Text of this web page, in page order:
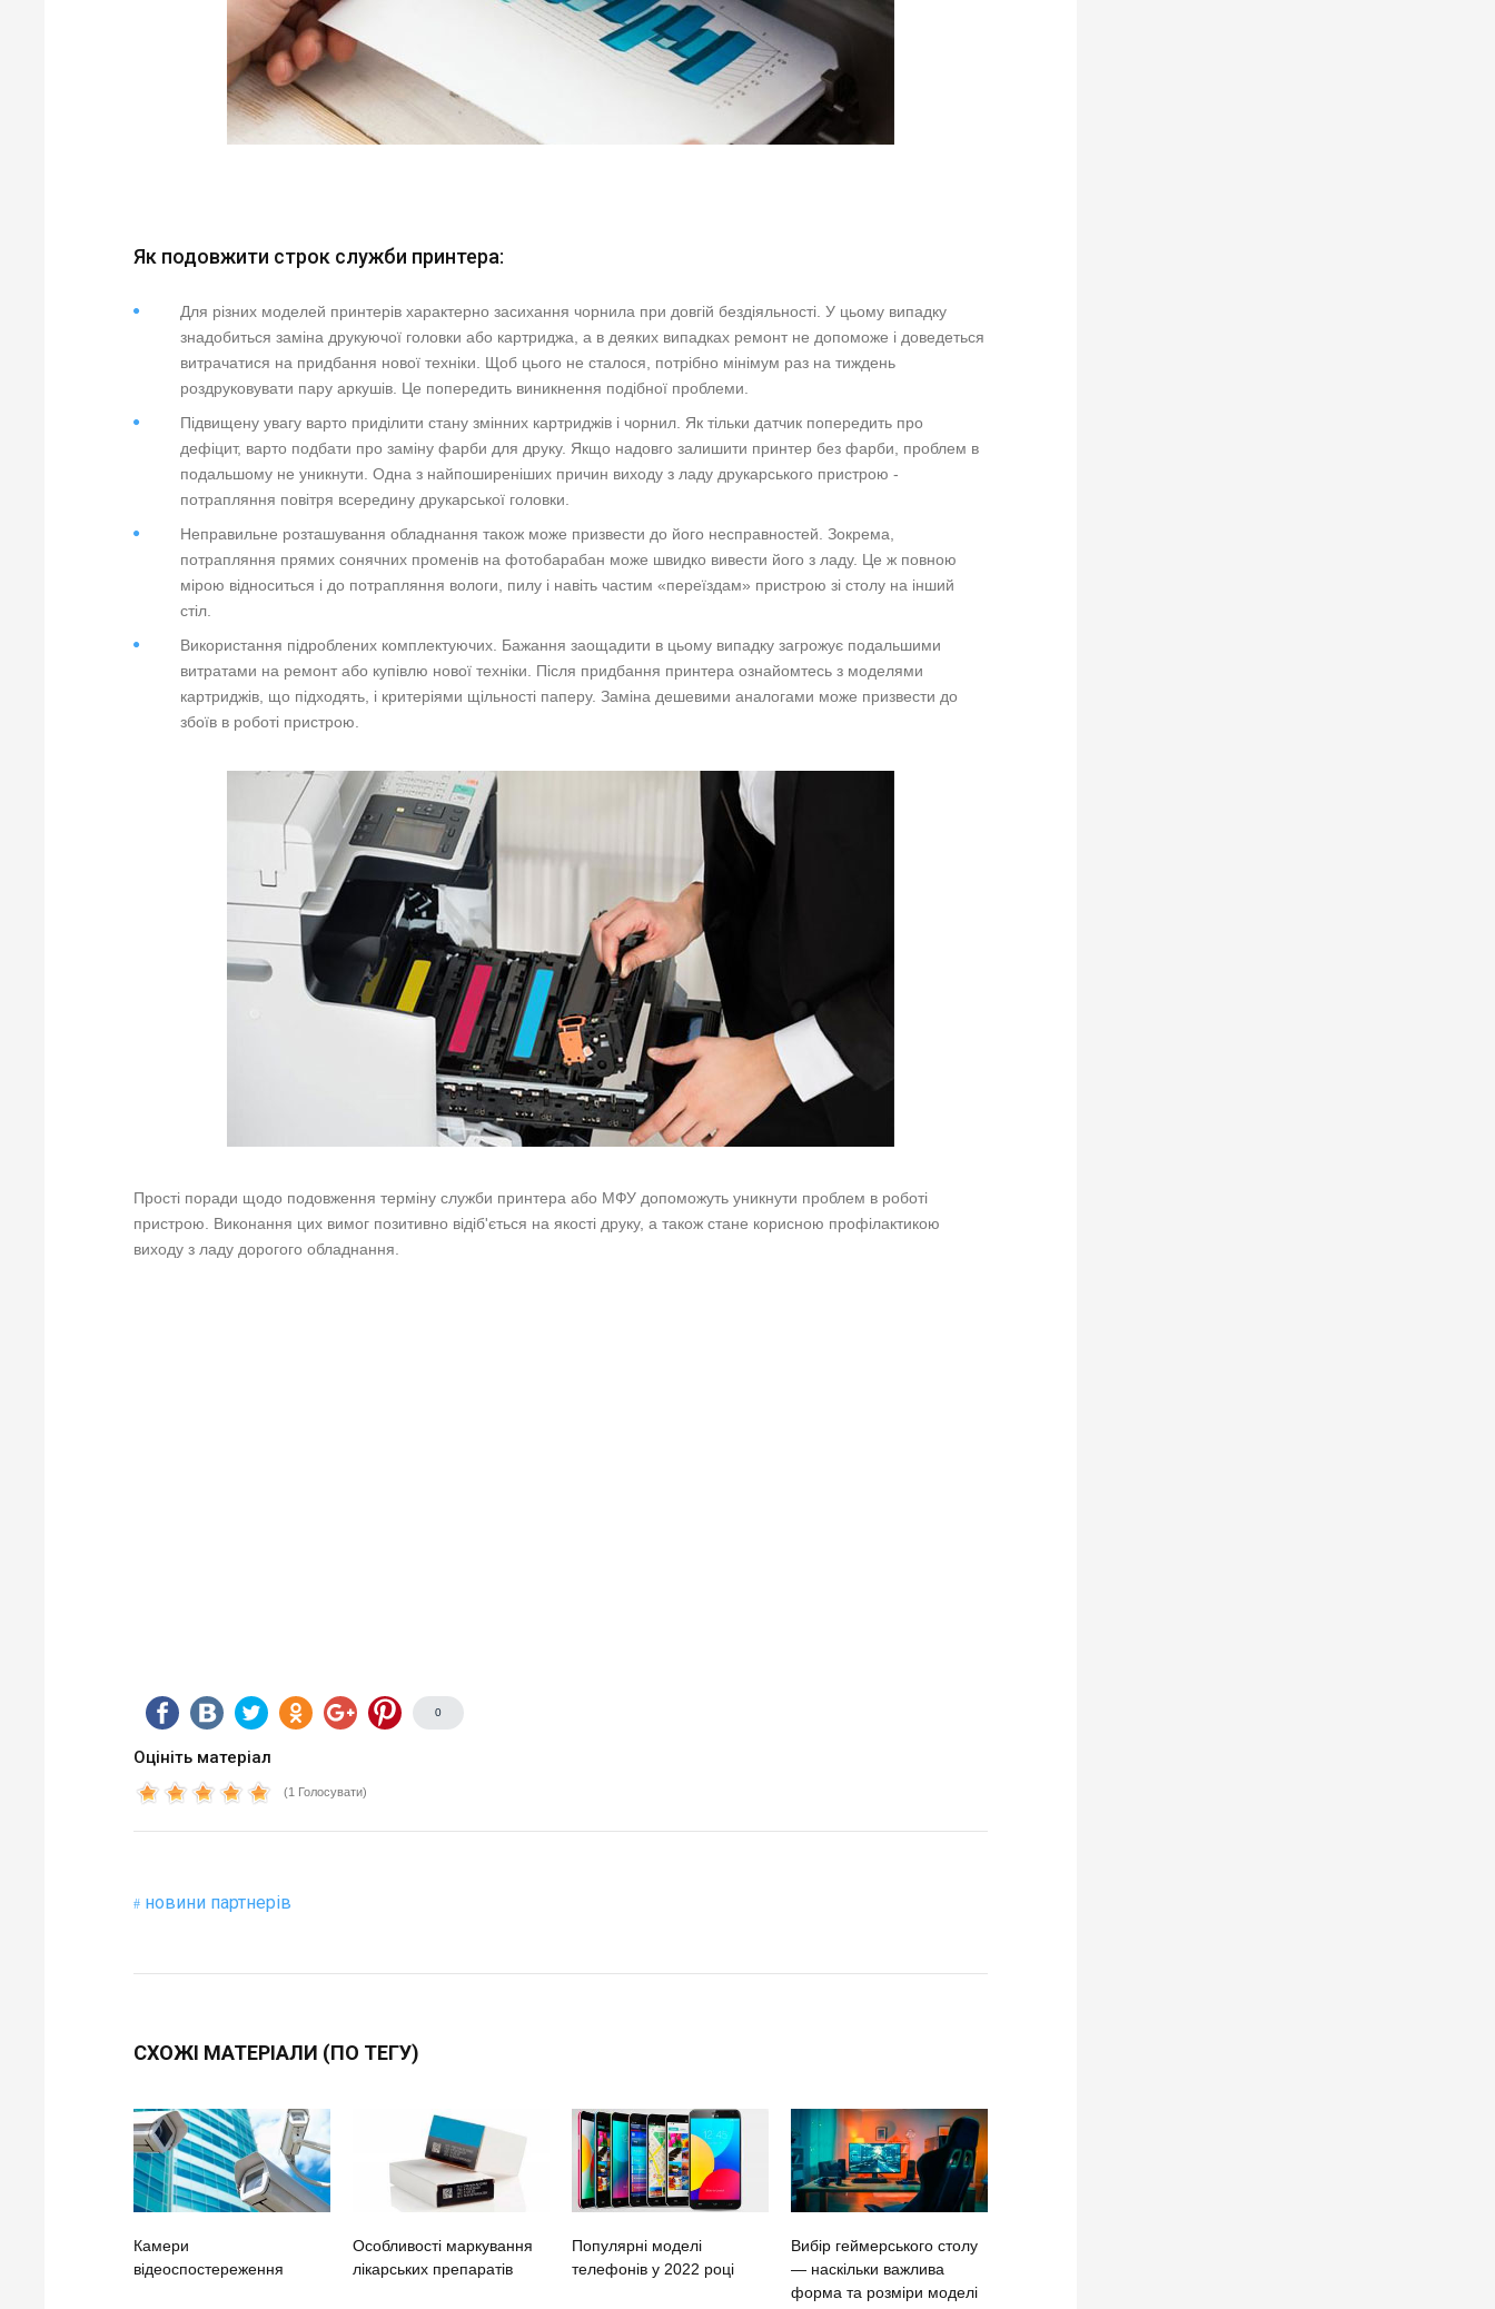
Як подовжити строк служби принтера:
Для різних моделей принтерів характерно засихання чорнила при довгій бездіяльності. У цьому випадку
знадобиться заміна друкуючої головки або картриджа, а в деяких випадках ремонт не допоможе і доведеться
витрачатися на придбання нової техніки. Щоб цього не сталося, потрібно мінімум раз на тиждень
роздруковувати пару аркушів. Це попередить виникнення подібної проблеми.
Підвищену увагу варто приділити стану змінних картриджів і чорнил. Як тільки датчик попередить про
дефіцит, варто подбати про заміну фарби для друку. Якщо надовго залишити принтер без фарби, проблем в
подальшому не уникнути. Одна з найпоширеніших причин виходу з ладу друкарського пристрою -
потрапляння повітря всередину друкарської головки.
Неправильне розташування обладнання також може призвести до його несправностей. Зокрема,
потрапляння прямих сонячних променів на фотобарабан може швидко вивести його з ладу. Це ж повною
мірою відноситься і до потрапляння вологи, пилу і навіть частим «переїздам» пристрою зі столу на інший
стіл.
Використання підроблених комплектуючих. Бажання заощадити в цьому випадку загрожує подальшими
витратами на ремонт або купівлю нової техніки. Після придбання принтера ознайомтесь з моделями
картриджів, що підходять, і критеріями щільності паперу. Заміна дешевими аналогами може призвести до
збоїв в роботі пристрою.
Прості поради щодо подовження терміну служби принтера або МФУ допоможуть уникнути проблем в роботі
пристрою. Виконання цих вимог позитивно відіб'ється на якості друку, а також стане корисною профілактикою
виходу з ладу дорогого обладнання.
0
Оцініть матеріал
(1 Голосувати)
новини партнерів
СХОЖІ МАТЕРІАЛИ (ПО ТЕГУ)
Камери
відеоспостереження
Особливості маркування
лікарських препаратів
Популярні моделі
телефонів у 2022 році
Вибір геймерського столу
— наскільки важлива
форма та розміри моделі